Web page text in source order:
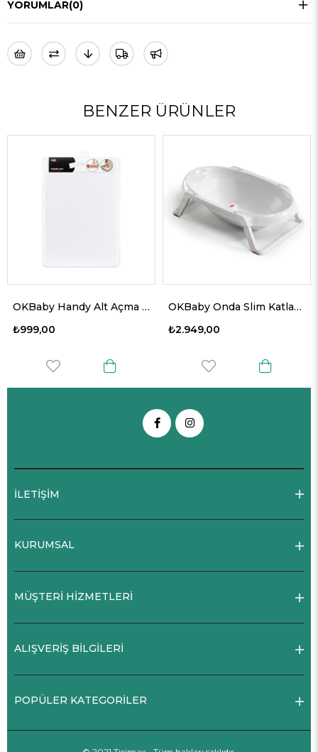
YORUMLAR(0)
BENZER ÜRÜNLER
OKBaby Handy Alt Açma Minderi
₺999,00
OKBaby Onda Slim Katlanır Bebek Küveti K.Beyaz
₺2.949,00
İLETİŞİM
KURUMSAL
MÜŞTERİ HİZMETLERİ
ALIŞVERİŞ BİLGİLERİ
POPÜLER KATEGORİLER